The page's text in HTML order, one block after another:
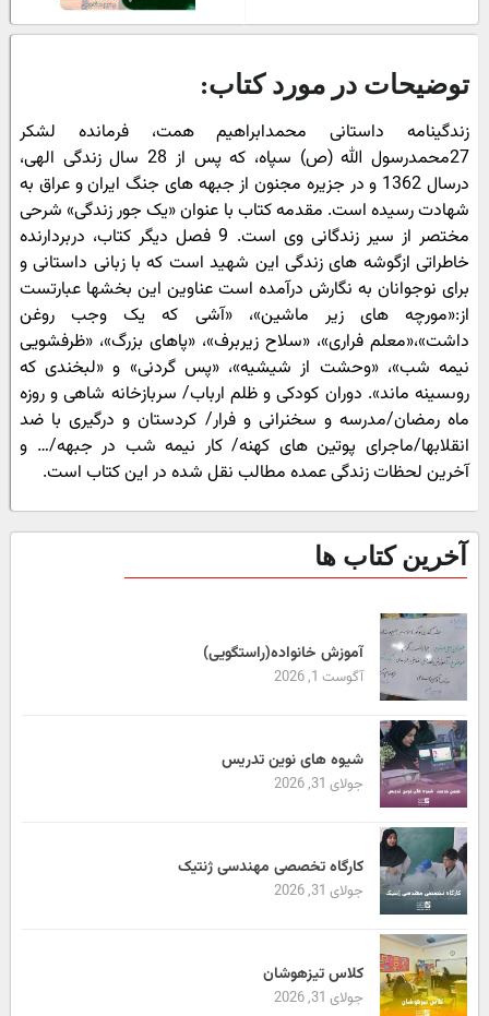
توضیحات در مورد کتاب:
زندگینامه داستانى محمدابراهیم همت، فرمانده لشکر
27محمدرسول الله (ص) سپاه، که پس از 28 سال زندگى الهى،
درسال 1362 و در جزیره مجنون از جبهه ‏هاى جنگ ایران و عراق به‏
شهادت رسیده است. مقدمه کتاب با عنوان «یک جور زندگى» شرحى
مختصر از سیر زندگانى وى است. 9 فصل دیگر کتاب، دربردارنده
خاطراتى ازگوشه‏ هاى زندگى این شهید است که با زبانى داستانى و
براى‏ نوجوانان به نگارش درآمده است عناوین این بخشها عبارتست
از:«مورچه‏ هاى زیر ماشین»، «آشى که یک وجب روغن
داشت»،«معلم فرارى»، «سلاح زیربرف»، «پاهاى بزرگ»، «ظرفشویى
‏نیمه‏ شب»، «وحشت از شیشیه»، «پس گردنى» و «لبخندى که
روى‏سینه ماند». دوران کودکى و ظلم ارباب/ سربازخانه شاهى و روزه
ماه رمضان/مدرسه و سخنرانى و فرار/ کردستان و درگیرى با ضد
انقلابها/ماجراى پوتین‏ هاى کهنه/ کار نیمه شب در جبهه/… و
آخرین ‏لحظات زندگى عمده مطالب نقل شده در این کتاب است.
آخرین کتاب ها
آموزش خانواده(راستگویی)
آگوست 1, 2026
شیوه های نوین تدریس
جولای 31, 2026
کارگاه تخصصی مهندسی ژنتیک
جولای 31, 2026
کلاس تیزهوشان
جولای 31, 2026